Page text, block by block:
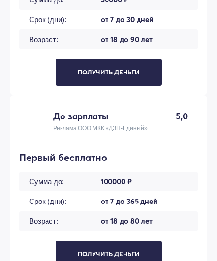
Срок (дни): от 7 до 30 дней
Возраст: от 18 до 90 лет
ПОЛУЧИТЬ ДЕНЬГИ
До зарплаты 5,0
Реклама ООО МКК «ДЗП-Единый»
Первый бесплатно
Сумма до: 100000 ₽
Срок (дни): от 7 до 365 дней
Возраст: от 18 до 80 лет
ПОЛУЧИТЬ ДЕНЬГИ